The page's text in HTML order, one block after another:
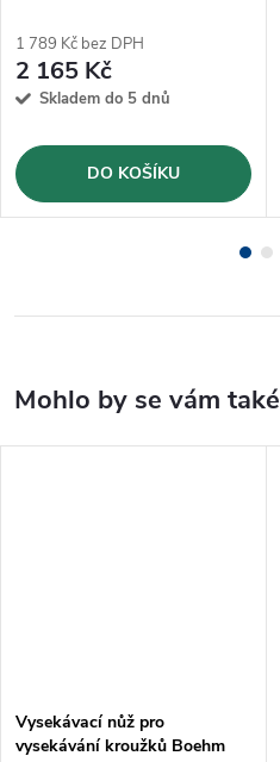
1 789 Kč bez DPH
2 165 Kč
Skladem do 5 dnů
DO KOŠÍKU
Vysekávací nůž pro
vysekávání kroužků Boehm